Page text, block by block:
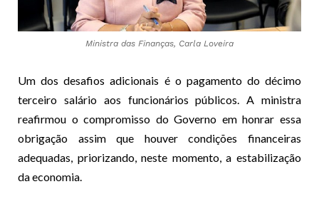
Ministra das Finanças, Carla Loveira
Um dos desafios adicionais é o pagamento do décimo
terceiro salário aos funcionários públicos. A ministra
reafirmou o compromisso do Governo em honrar essa
obrigação assim que houver condições financeiras
adequadas, priorizando, neste momento, a estabilização
da economia.